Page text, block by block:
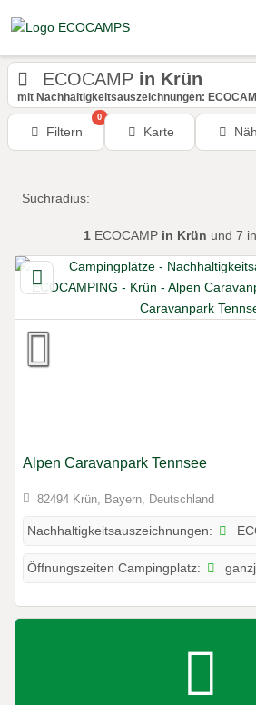
ECOCAMP in Krün
mit Nachhaltigkeitsauszeichnungen:
Filtern
0
Karte
Suchradius:
1ECOCAMP in Krün und 7
Alpen Caravanpark Tennsee
82494 Krün, Bayern, Deutschland
Nachhaltigkeitsauszeichnungen:
Öffnungszeiten Campingplatz: